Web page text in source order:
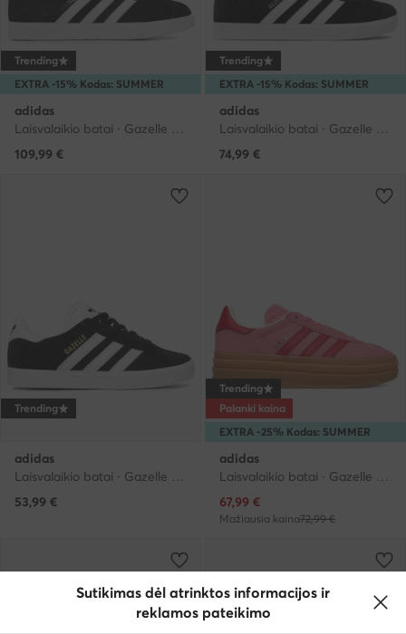
EXTRA -15% Kodas: SUMMER
Trending
adidas
Laisvalaikio batai · Gazelle · Juoda
109,99 €
EXTRA -15% Kodas: SUMMER
Trending
adidas
Laisvalaikio batai · Gazelle · Juoda
74,99 €
Trending
adidas
Laisvalaikio batai · Gazelle · Juoda
53,99 €
EXTRA -25% Kodas: SUMMER
Trending
Palanki kaina
adidas
Laisvalaikio batai · Gazelle · Rožinė
Dabartinė kaina
67,99 €
Mažiausia kaina72,99 €
Sutikimas dėl atrinktos informacijos ir
reklamos pateikimo